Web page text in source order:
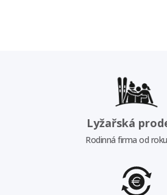
Lyžařská
Rodinná firma od